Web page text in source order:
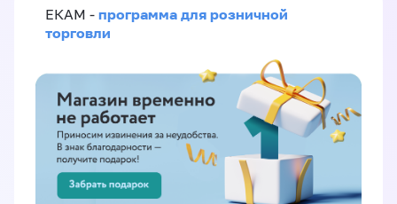
ЕКАМ - программа для розничной
торговли